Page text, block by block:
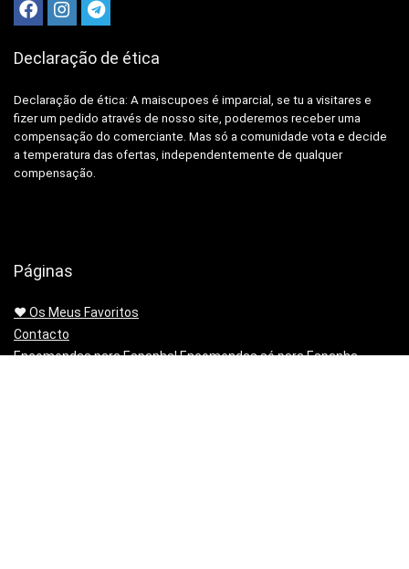
Declaração de ética
Declaração de ética: A maiscupoes é imparcial, se tu a visitares e
fizer um pedido através de nosso site, poderemos receber uma
compensação do comerciante. Mas só a comunidade vota e decide
a temperatura das ofertas, independentemente de qualquer
compensação.
Páginas
❤️ Os Meus Favoritos
Contacto
Encomendas para Espanha! Encomendas só para Espanha